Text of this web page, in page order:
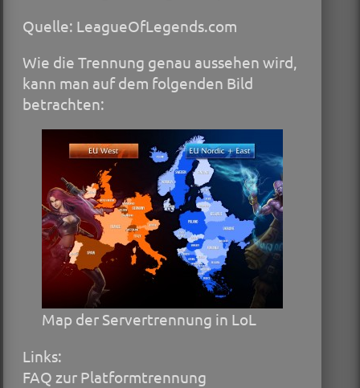
Quelle: LeagueOfLegends.com
Wie die Trennung genau aussehen wird,
kann man auf dem folgenden Bild
betrachten:
Map der Servertrennung in LoL
Links:
FAQ zur Platformtrennung